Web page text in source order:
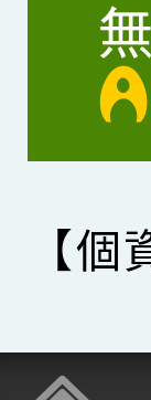
【個